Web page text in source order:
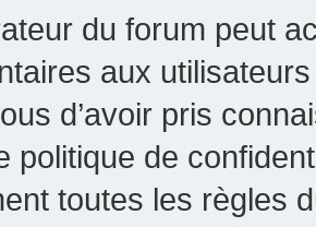
du forum peut
aux
d’avoir pris
politique de
toutes les règles